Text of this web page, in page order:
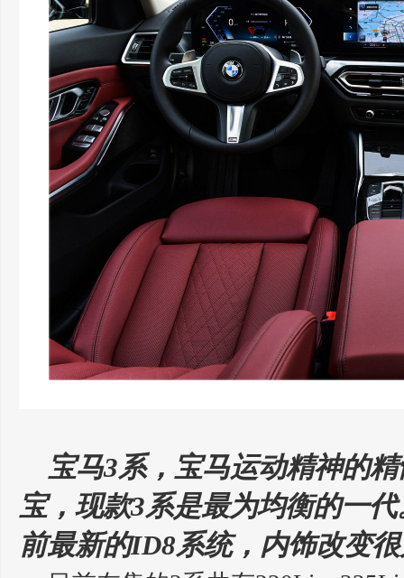
宝马3系，宝马运动精神的
宝，现款3系是最为均衡的一
前最新的ID8系统，内饰改变